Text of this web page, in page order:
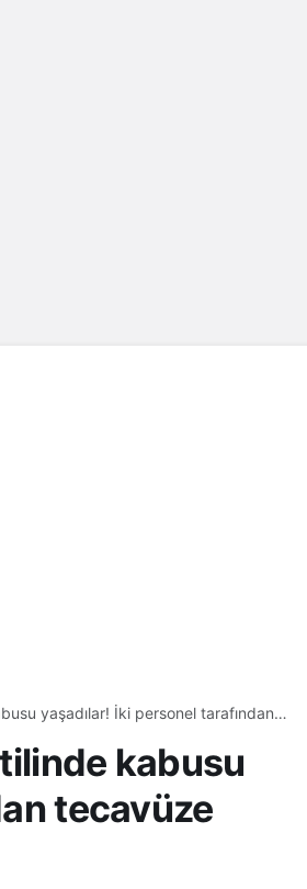
yaşadılar! İki personel tarafından
kabusu
tecavüze